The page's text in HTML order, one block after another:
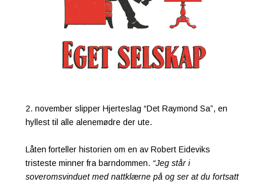
2. november slipper Hjerteslag “Det Raymond Sa”, en
hyllest til alle alenemødre der ute.
Låten forteller historien om en av Robert Eideviks
tristeste minner fra barndommen. “Jeg står i
soveromsvinduet med nattklærne på og ser at du fortsatt